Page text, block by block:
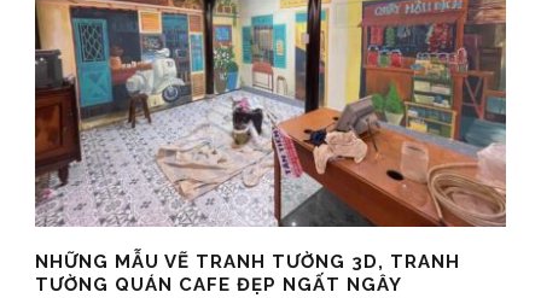
NHỮNG MẪU VẼ TRANH TƯỜNG 3D, TRANH
TƯỜNG QUÁN CAFE ĐẸP NGẤT NGÂY